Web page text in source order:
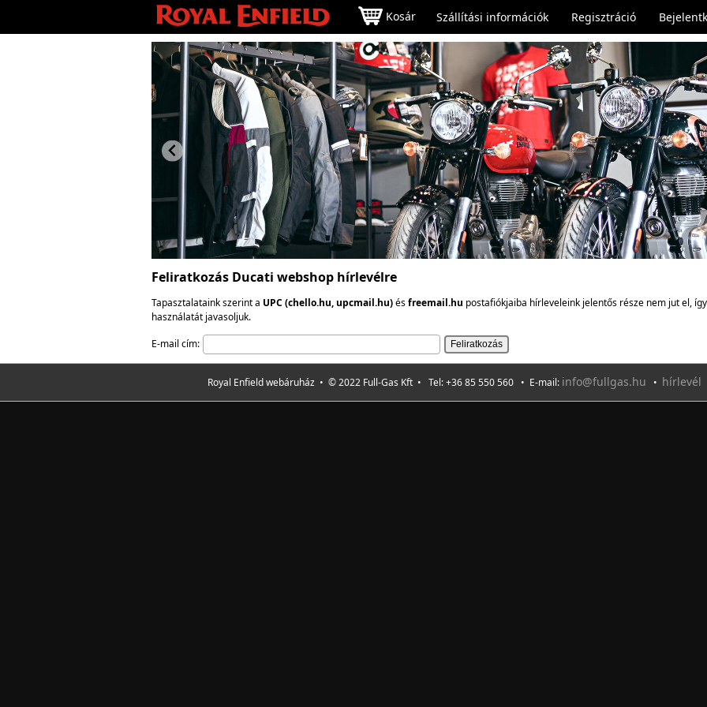
Kosár Szállítási információk Regisztráció
Feliratkozás Ducati webshop hírlevélre
Tapasztalataink szerint a UPC (chello.hu, upcmail.hu)ésfreemail.hu postafiókjaiba hírleveleink jelentős része nem jut el,
használatát javasoljuk.
E-mail cím:
Royal Enfield webáruház • © 2022 Full-Gas Kft • Tel: +36 85 550 560 • E-mail: info@fullgas.hu • hírlevél